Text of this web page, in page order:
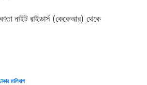
নাইট রাইডার্স (কেকেআর) থেকে
মালিবাগ